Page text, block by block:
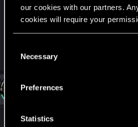
our cookies with our partners.
cookies will require your
and tweak your preferences
Necessary
Preferences
Statistics
:
To już drugi raz w tym miesiący
rozbrzmiewa w Poznaniu.
Sylvin
Dla ścisłości to nawet 3